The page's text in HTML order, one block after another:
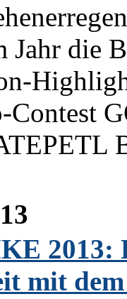
Jahr die
2013:
mit